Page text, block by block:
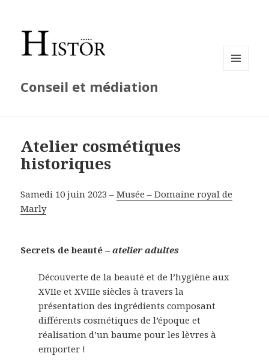
Conseil et médiation
Atelier cosmétiques
historiques
Samedi 10 juin 2023 –Musée – Domaine royal de
Marly
Secrets de beauté –atelier adultes
Découverte de la beauté et de l’hygiène aux
XVIIe et XVIIIe siècles à travers la
présentation des ingrédients composant
différents cosmétiques de l’époque et
réalisation d’un baume pour les lèvres à
emporter !